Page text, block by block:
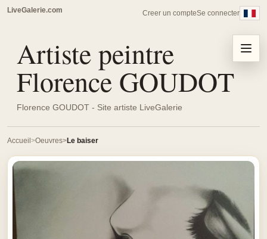
LiveGalerie.com Creer un compteSe connecter
Artiste peintre
Florence GOUDOT
Florence GOUDOT - Site artiste LiveGalerie
Menu
Accueil Oeuvres Le baiser